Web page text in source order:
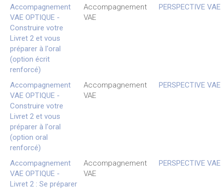
Accompagnement
VAE OPTIQUE -
Construire votre
Livret 2 et vous
préparer à l'oral
(option écrit
renforcé)
Accompagnement
VAE
PERSPECTIVE VAE
Accompagnement
VAE OPTIQUE -
Construire votre
Livret 2 et vous
préparer à l'oral
(option oral
renforcé)
Accompagnement
VAE
PERSPECTIVE VAE
Accompagnement
VAE OPTIQUE -
Livret 2 : Se préparer
Accompagnement
VAE
PERSPECTIVE VAE